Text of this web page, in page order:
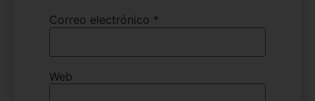
Correo electrónico *
Web